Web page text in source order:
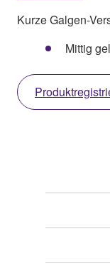
Kurze Galgen-
Mittig